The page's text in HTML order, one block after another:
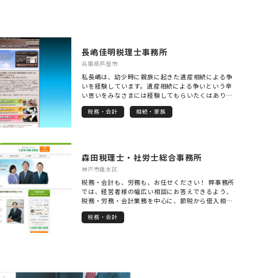
長嶋佳明税理士事務所
兵庫県芦屋市
私長嶋は、幼少時に親族に起きた遺産相続による争
いを経験しています。遺産相続による争いという辛
い思いをみなさまには経験してもらいたくはありま
せん。このような遺産相続による争いを一つでも少
なくすること、それが私長嶋の使命だと考えていま
税務・会計 相続・家族
森田税理士・社労士総合事務所
神戸市垂水区
税務・会計も、労務も、お任せください！ 弊事務所
では、経営者様の幅広い相談にお答えできるよう、
税務・労務・会計業務を中心に、節税から借入相
談、就業規則見直しまで、豊富な提携専門家ととも
にワンストップ・サービスを提供しています。 「困
税務・会計